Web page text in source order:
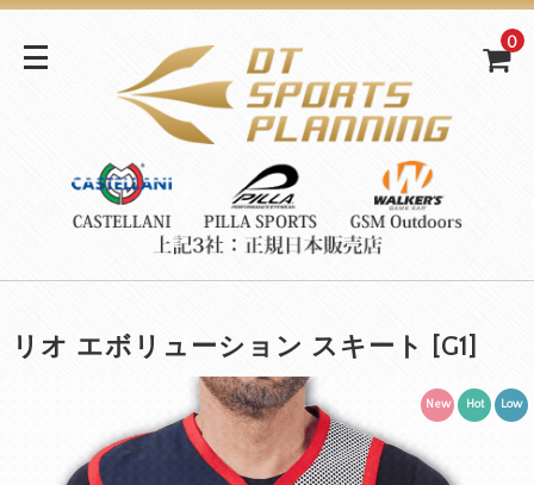
0
リオ エボリューション スキート [G1]
New Hot Low